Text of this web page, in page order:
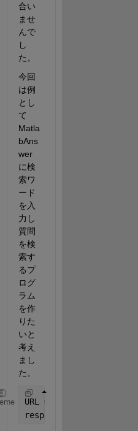
合い
ませ
んで
し
た。
今回
は例
とし
て
Matla
bAns
wer
に検
索ワ
ード
を入
力し
質問
を検
索す
るプ
ログ
ラム
を作
りた
いと
考え
まし
た。
URL =
response = webwrite(URL,